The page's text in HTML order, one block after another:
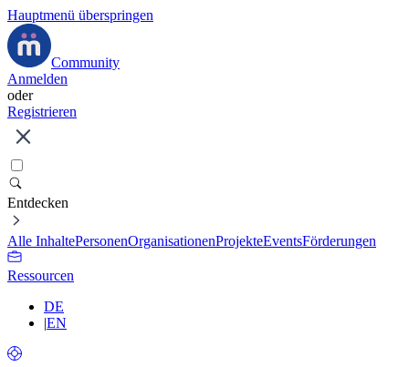
Hauptmenü überspringen
Community
Anmelden
oder
Registrieren
Entdecken
Alle InhaltePersonenOrganisationenProjekteEventsFörderungen
Ressourcen
DE
|EN